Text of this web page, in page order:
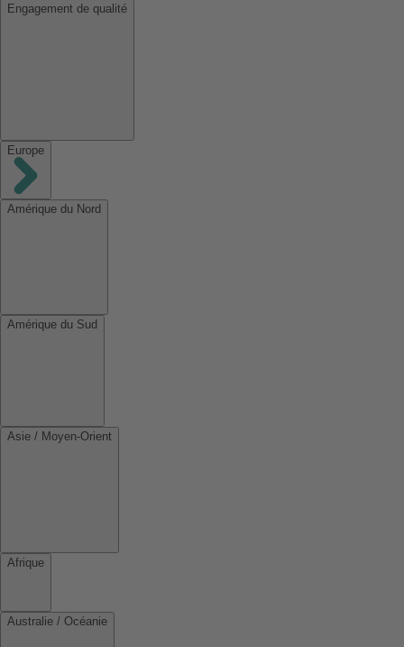
Engagement de qualité
Europe
Amérique du Nord
Amérique du Sud
Asie / Moyen-Orient
Afrique
Australie / Océanie